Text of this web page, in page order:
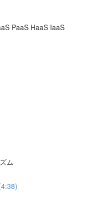
PaaS HaaS IaaS
ム